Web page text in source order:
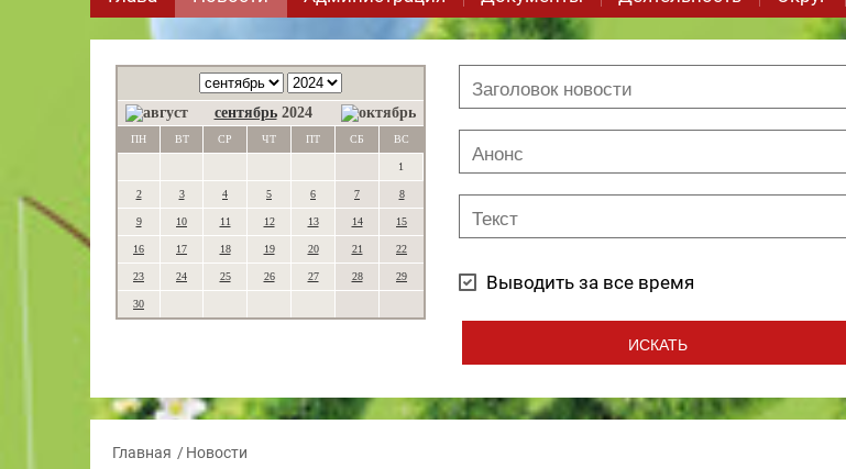
сентябрь 2024
ПН ВТ СР ЧТ ПТ СБ ВС
1
2 3 4 5 6 7 8
9 10 11 12 13 14 15
16 17 18 19 20 21 22
23 24 25 26 27 28 29
30
Выводить за все время
Главная Новости